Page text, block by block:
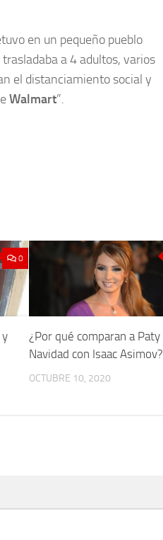
en un pequeño pueblo
a 4 adultos, varios
el distanciamiento social y
Walmart”.
0
¿Por qué comparan a Paty
Navidad con Isaac Asimov?
OCTUBRE 10, 2020